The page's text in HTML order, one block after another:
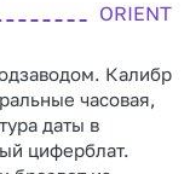
ORIENT
Калибр
часовая,
даты в
циферблат.